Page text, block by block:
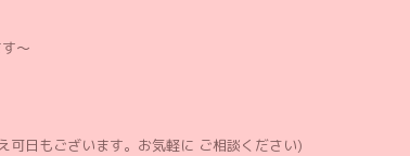
〜
可日もございます。お気軽に ご相談ください)